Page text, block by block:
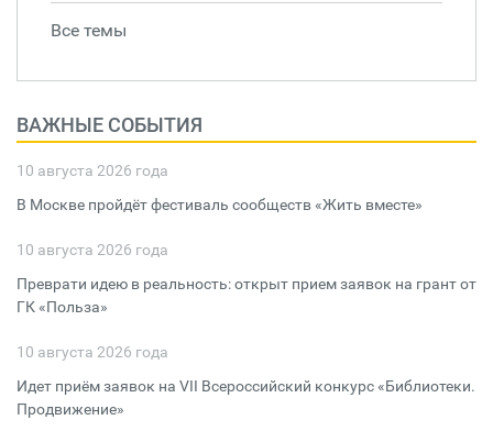
Все темы
ВАЖНЫЕ СОБЫТИЯ
10 августа 2026 года
В Москве пройдёт фестиваль сообществ «Жить вместе»
10 августа 2026 года
Преврати идею в реальность: открыт прием заявок на грант от
ГК «Польза»
10 августа 2026 года
Идет приём заявок на VII Всероссийский конкурс «Библиотеки.
Продвижение»